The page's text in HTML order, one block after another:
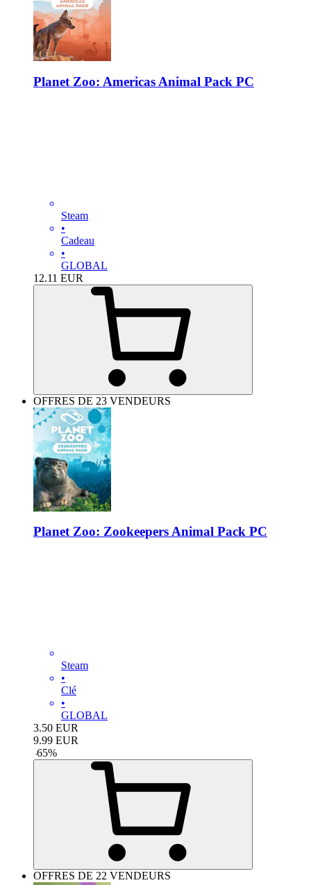
Planet Zoo: Americas Animal Pack PC
Steam
•
Cadeau
•
GLOBAL
12.11 EUR
OFFRES DE 23 VENDEURS
Planet Zoo: Zookeepers Animal Pack PC
Steam
•
Clé
•
GLOBAL
3.50 EUR
9.99 EUR
-65%
OFFRES DE 22 VENDEURS